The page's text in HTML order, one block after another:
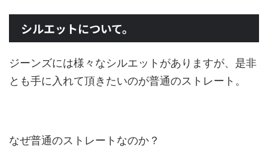
シルエットについて。
ジーンズには様々なシルエットがありますが、是非
とも手に入れて頂きたいのが普通のストレート 。
なぜ普通のストレートなのか？